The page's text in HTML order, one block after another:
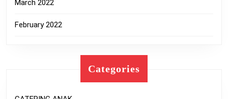
March 2022
February 2022
Categories